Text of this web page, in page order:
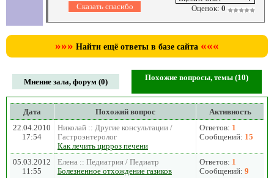
Оценок: 0
»»» Найти ещё ответы в базе сайта «««
Мнение зала, форум (0) Похожие вопросы, темы (10)
Дата Похожий вопрос
Активность
22.04.2010
17:54
Николай :: Другие консультации /
Гастроэнтеролог
Как лечить цирроз печени
Ответов: 1
Сообщений: 15
05.03.2012
11:55
Елена :: Педиатрия / Педиатр
Болезненное отхождение газиков
Ответов: 1
Сообщений: 9